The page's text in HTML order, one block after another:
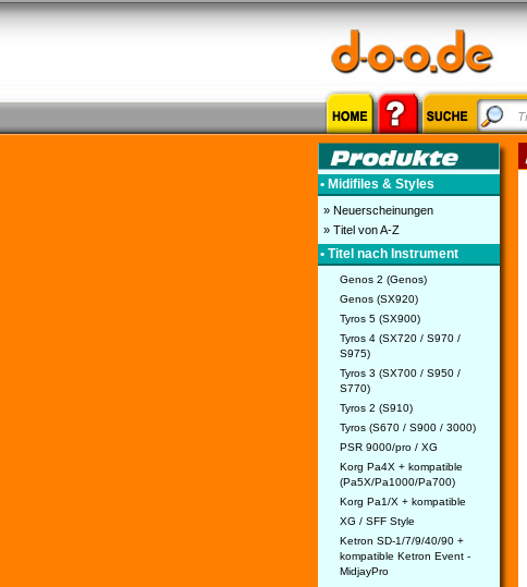
• Midifiles & Styles
» Neuerscheinungen
» Titel von A-Z
• Titel nach Instrument
Genos 2 (Genos)
Genos (SX920)
Tyros 5 (SX900)
Tyros 4 (SX720 / S970 /
S975)
Tyros 3 (SX700 / S950 /
S770)
Tyros 2 (S910)
Tyros (S670 / S900 / 3000)
PSR 9000/pro / XG
Korg Pa4X + kompatible
(Pa5X/Pa1000/Pa700)
Korg Pa1/X + kompatible
XG / SFF Style
Ketron SD-1/7/9/40/90 +
kompatible Ketron Event -
MidjayPro